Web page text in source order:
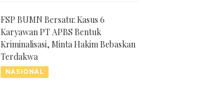
FSP BUMN Bersatu: Kasus 6
Karyawan PT APBS Bentuk
Kriminalisasi, Minta Hakim Bebaskan
Terdakwa
NASIONAL